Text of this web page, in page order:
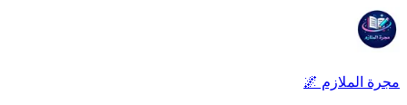
مجرة الملازم 🌌